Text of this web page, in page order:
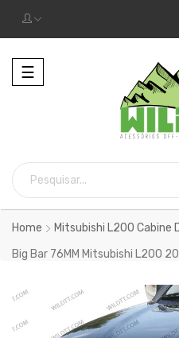
Alternar
a
☰
Home
Mitsubishi L200
Big Bar 76MM Mitsubishi L200